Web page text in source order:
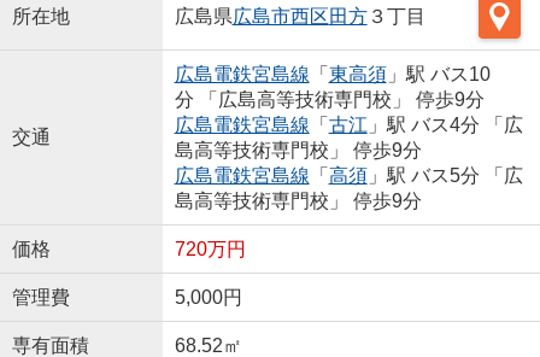
所在地 広島県広島市西区田方３丁目
交通
広島電鉄宮島線 「 東高須」駅 バス10
分 「広島高等技術専門校」 停歩9分
広島電鉄宮島線 「 古江 」駅 バス4分 「広
島高等技術専門校」 停歩9分
広島電鉄宮島線 「 高須」駅 バス5分 「広
島高等技術専門校」 停歩9分
価格 720万円
管理費 5,000円
専有面積 68.52㎡